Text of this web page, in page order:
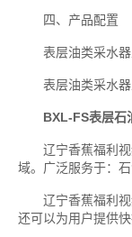
四、产品配置
表层油类采水器
表层油类采水器
BXL-FS表层石
辽宁香蕉福利视
域。广泛服务于：
辽宁香蕉福利视
还可以为用户提供